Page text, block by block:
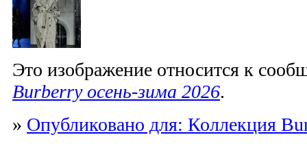
Это изображение относится к
Burberry осень-зима 2026.
» Опубликовано для: Коллекция